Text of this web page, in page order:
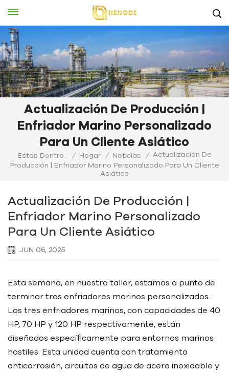
Actualización De Producción |
Enfriador Marino Personalizado
Para Un Cliente Asiático
Estas Dentro : / Hogar / Noticias / Actualización De
Producción | Enfriador Marino Personalizado Para Un Cliente
Asiático
Actualización De Producción |
Enfriador Marino Personalizado
Para Un Cliente Asiático
JUN 06, 2025
Esta semana, en nuestro taller, estamos a punto de
terminar tres enfriadores marinos personalizados.
Los tres enfriadores marinos, con capacidades de 40
HP, 70 HP y 120 HP respectivamente, están
diseñados específicamente para entornos marinos
hostiles. Esta unidad cuenta con tratamiento
anticorrosión, circuitos de agua de acero inoxidable y